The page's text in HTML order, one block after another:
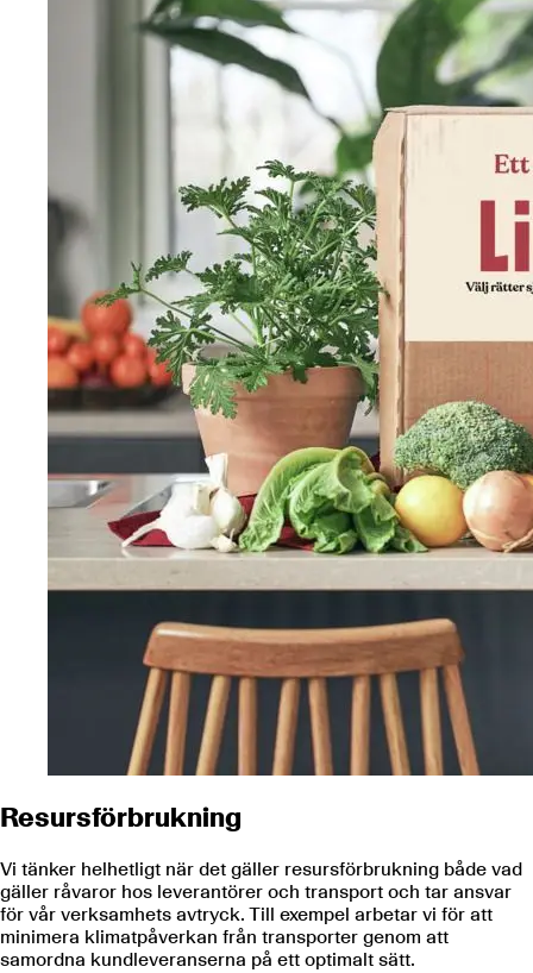
Resursförbrukning
Vi tänker helhetligt när det gäller resursförbrukning både vad
gäller råvaror hos leverantörer och transport och tar ansvar
för vår verksamhets avtryck. Till exempel arbetar vi för att
minimera klimatpåverkan från transporter genom att
samordna kundleveranserna på ett optimalt sätt.